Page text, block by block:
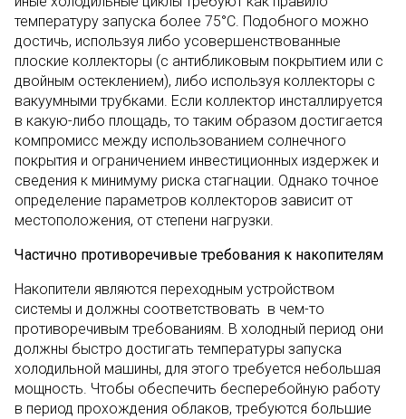
температуру запуска более 75°C. Подобного можно
достичь, используя либо усовершенствованные
плоские коллекторы (с антибликовым покрытием или с
двойным остеклением), либо используя коллекторы с
вакуумными трубками. Если коллектор инсталлируется
в какую-либо площадь, то таким образом достигается
компромисс между использованием солнечного
покрытия и ограничением инвестиционных издержек и
сведения к минимуму риска стагнации. Однако точное
определение параметров коллекторов зависит от
местоположения, от степени нагрузки.
Частично противоречивые требования к накопителям
Накопители являются переходным устройством
системы и должны соответствовать в чем-то
противоречивым требованиям. В холодный период они
должны быстро достигать температуры запуска
холодильной машины, для этого требуется небольшая
мощность. Чтобы обеспечить бесперебойную работу
в период прохождения облаков, требуются большие